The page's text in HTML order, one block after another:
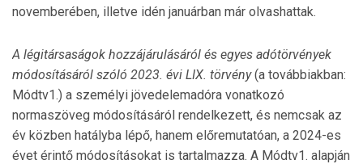
novemberében, illetve idén januárban már olvashattak.
A légitársaságok hozzájárulásáról és egyes adótörvények
módosításáról szóló 2023. évi LIX. törvény(a továbbiakban:
Módtv1.) a személyi jövedelemadóra vonatkozó
normaszöveg módosításáról rendelkezett, és nemcsak az
év közben hatályba lépő, hanem előremutatóan, a 2024-es
évet érintő módosításokat is tartalmazza. A Módtv1. alapján